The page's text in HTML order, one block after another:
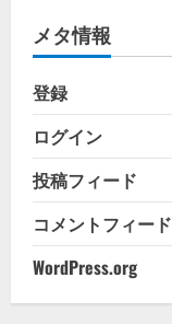
ー
メタ情報
登録
ログイン
投稿フィード
コメントフィード
WordPress.org